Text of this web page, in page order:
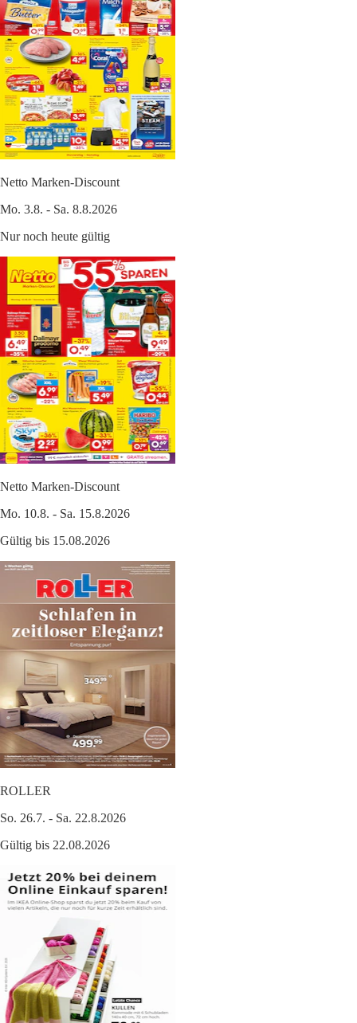
Netto Marken-Discount
Mo. 3.8. - Sa. 8.8.2026
Nur noch heute gültig
Netto Marken-Discount
Mo. 10.8. - Sa. 15.8.2026
Gültig bis 15.08.2026
ROLLER
So. 26.7. - Sa. 22.8.2026
Gültig bis 22.08.2026